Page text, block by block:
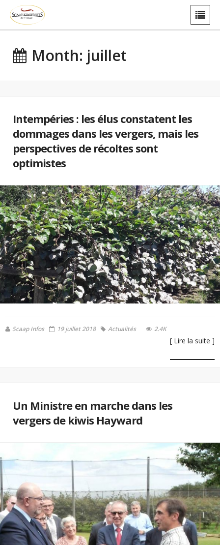
Month: juillet
Intempéries : les élus constatent les
dommages dans les vergers, mais les
perspectives de récoltes sont
optimistes
Scaap Infos 19 juillet 2018 Actualités 2.4K
[ Lire la suite ]
Un Ministre en marche dans les
vergers de kiwis Hayward